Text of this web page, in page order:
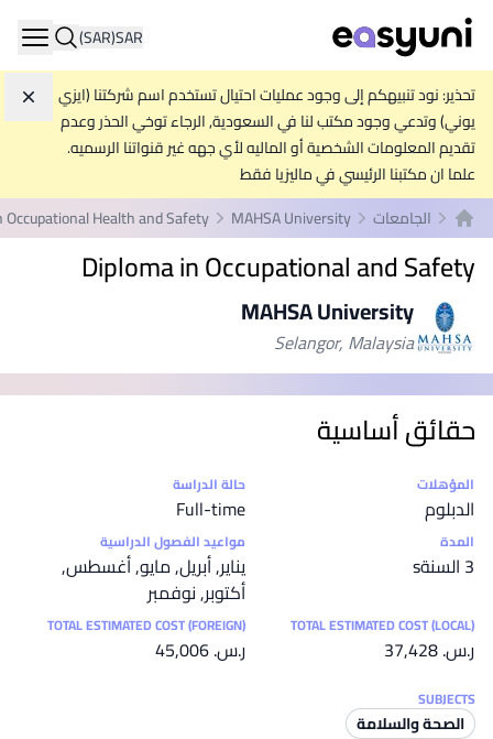
SAR
(SAR)
تحذير: نود تنبيهكم إلى وجود عمليات احتيال تستخدم اسم شركتنا (ايزي
يوني) وتدعي وجود مكتب لنا في السعودية, الرجاء توخي الحذر وعدم
تقديم المعلومات الشخصية أو الماليه لأي جهه غير قنواتنا الرسميه.
علما ان مكتبنا الرئيسي في ماليزيا فقط
الصفحة الرئيسية
الجامعات MAHSA University
Occupational Health and Safety
Diploma in Occupational and Safety
MAHSA University
Selangor, Malaysia
حقائق أساسية
إحصائيات
المؤهلات
الدبلوم
حالة الدراسة
Full-time
المدة
3 السنةs
مواعيد الفصول الدراسية
يناير, أبريل, مايو, أغسطس,
أكتوبر, نوفمبر
TOTAL ESTIMATED COST (LOCAL)
ر.س.‏ 37,428
TOTAL ESTIMATED COST (FOREIGN)
ر.س.‏ 45,006
SUBJECTS
الصحة والسلامة